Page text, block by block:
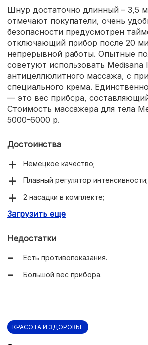
Шнур достаточно длинный – 3,5
отмечают покупатели, очень
безопасности предусмотрен
отключающий прибор после 20
непрерывной работы. Опытные
советуют использовать Medisana
антицеллюлитного массажа, с
специального крема.
— это вес прибора, составляющий
Стоимость массажера для тела
5000-6000 р.
Достоинства
Немецкое качество;
Плавный регулятор интенсивности;
2 насадки в комплекте;
Дополнительный инфракрасный
Загрузить еще
Недостатки
Есть противопоказания.
Большой вес прибора.
КРАСОТА И ЗДОРОВЬЕ